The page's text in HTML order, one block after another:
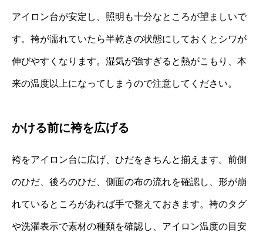
アイロン台が安定し、照明も十分なところが望ましいで
す。袴が濡れていたら半乾きの状態にしておくとシワが
伸びやすくなります。湿気が強すぎると熱がこもり、本
来の温度以上になってしまうので注意してください。
かける前に袴を広げる
袴をアイロン台に広げ、ひだをきちんと揃えます。前側
のひだ、後ろのひだ、側面の布の流れを確認し、形が崩
れているところがあれば手で整えておきます。袴のタグ
や洗濯表示で素材の種類を確認し、アイロン温度の目安